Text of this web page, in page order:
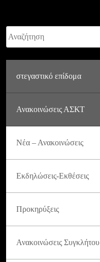
Αναζήτηση
στεγαστικό επίδομα
Ανακοινώσεις ΑΣΚΤ
Νέα – Ανακοινώσεις
Εκδηλώσεις-Εκθέσεις
Προκηρύξεις
Ανακοινώσεις Συγκλήτου